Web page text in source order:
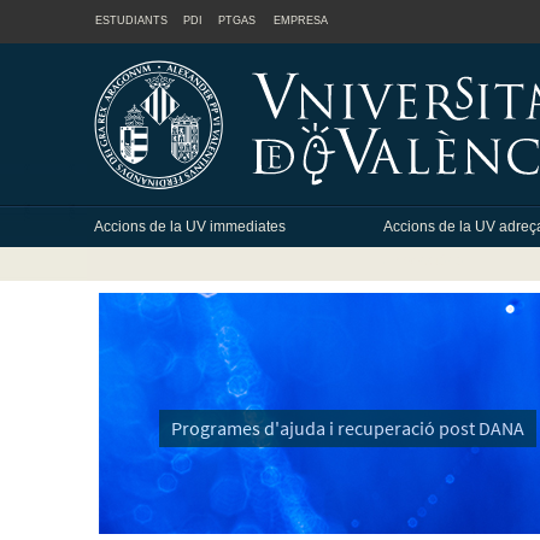
ESTUDIANTS PDI PTGAS EMPRESA
Accions de la UV immediates
Accions de la UV
Programes d'ajuda i recuperació post DANA